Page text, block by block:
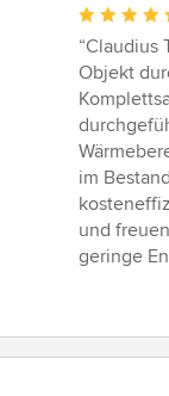
5
von
5
Sternen
“Claudius
Objekt
im
und
geringe